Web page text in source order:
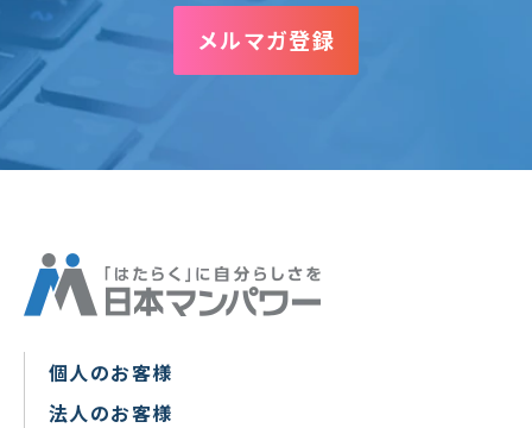
メルマガ登録
個人のお客様
法人のお客様